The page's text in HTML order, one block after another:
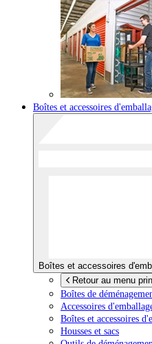
Boîtes et accessoires
Boîtes et accessoires
Retour au menu
Boîtes de
Accessoires
Boîtes et accessoires
Housses et sacs